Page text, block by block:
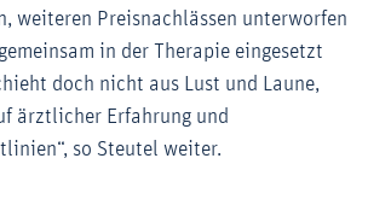
weiteren Preisnachlässen unterworfen
in der Therapie eingesetzt
doch nicht aus Lust und Laune,
ärztlicher Erfahrung und
so Steutel weiter.